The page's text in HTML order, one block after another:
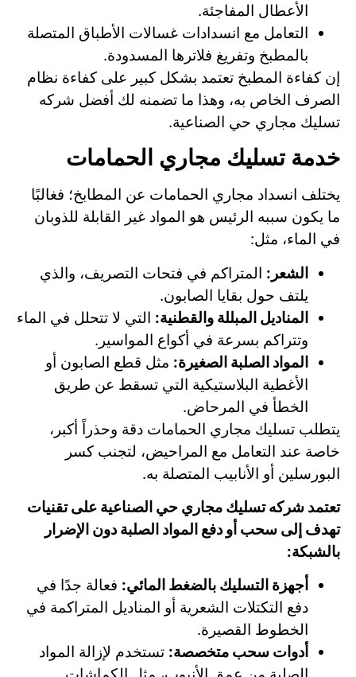
الأعطال المفاجئة.
التعامل مع انسدادات غسالات الأطباق المتصلة
بالمطبخ وتفريغ فلاترها المسدودة.
إن كفاءة المطبخ تعتمد بشكل كبير على كفاءة نظام
الصرف الخاص به، وهذا ما تضمنه لك أفضل شركه
تسليك مجاري حي الصناعية.
خدمة تسليك مجاري الحمامات
يختلف انسداد مجاري الحمامات عن المطابخ؛ فغالبًا
ما يكون سببه الرئيس هو المواد غير القابلة للذوبان
في الماء، مثل:
الشعر: المتراكم في فتحات التصريف، والذي
يلتف حول بقايا الصابون.
المناديل المبللة والقطنية: التي لا تتحلل في الماء
وتتراكم بسرعة في أكواع المواسير.
المواد الصلبة الصغيرة: مثل قطع الصابون أو
الأغطية البلاستيكية التي تسقط عن طريق
الخطأ في المرحاض.
يتطلب تسليك مجاري الحمامات دقة وحذراً أكبر،
خاصة عند التعامل مع المراحيض، لتجنب كسر
البورسلين أو الأنابيب المتصلة به.
تعتمد شركه تسليك مجاري حي الصناعية على تقنيات
تهدف إلى سحب أو دفع المواد الصلبة دون الإضرار
بالشبكة:
أجهزة التسليك بالضغط المائي: فعالة جدًا في
دفع التكتلات الشعرية أو المناديل المتراكمة في
الخطوط القصيرة.
أدوات سحب متخصصة: تستخدم لإزالة المواد